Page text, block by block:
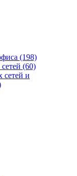
(198)
(60)
сетей и